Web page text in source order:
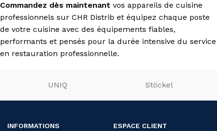
Commandez dès maintenant vos appareils de cuisine
professionnels sur CHR Distrib et équipez chaque poste
de votre cuisine avec des équipements fiables,
performants et pensés pour la durée intensive du service
en restauration professionnelle.
UNIQ Stöckel
INFORMATIONS ESPACE CLIENT